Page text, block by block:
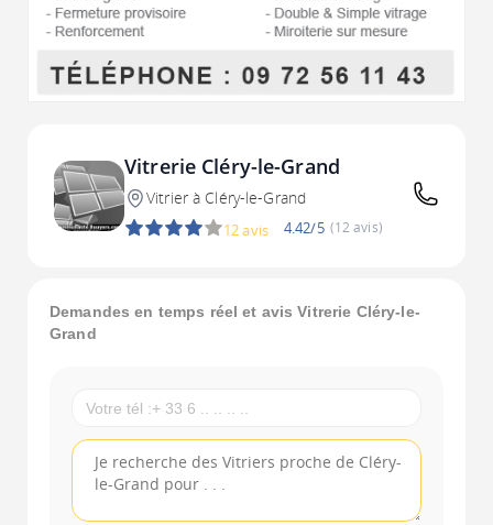
Vitrerie Cléry-le-Grand
Vitrier à Cléry-le-Grand
12 avis 4.42/5 (12 avis)
Demandes en temps réel et avis Vitrerie Cléry-le-
Grand